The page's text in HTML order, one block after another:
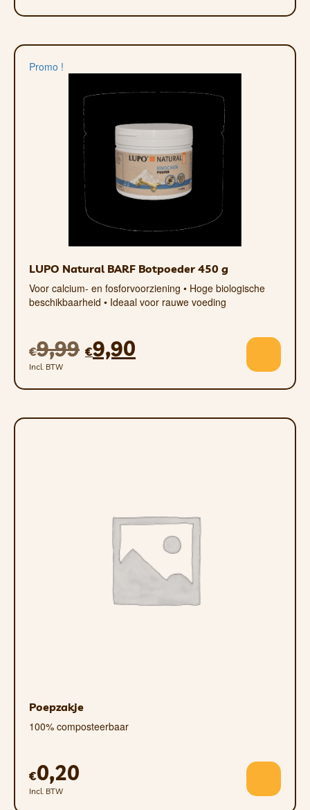
Promo !
LUPO Natural BARF Botpoeder 450 g
Voor calcium- en fosforvoorziening • Hoge biologische
beschikbaarheid • Ideaal voor rauwe voeding
€9,99 €9,90
Incl. BTW
Poepzakje
100% composteerbaar
€0,20
Incl. BTW